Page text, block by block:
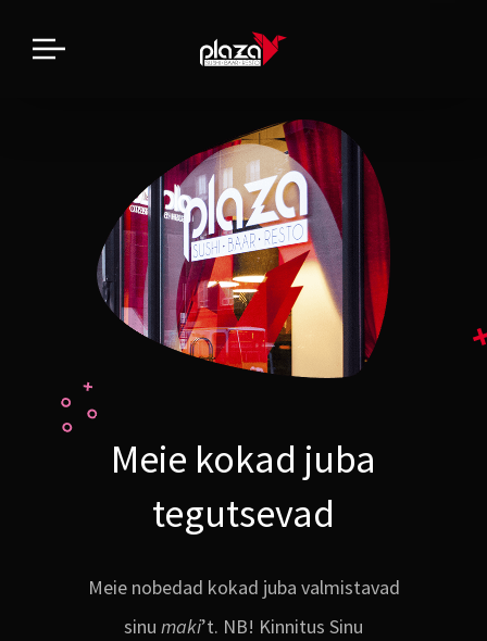
Meie kokad juba
tegutsevad
Meie nobedad kokad juba valmistavad
sinu maki’t. NB! Kinnitus Sinu